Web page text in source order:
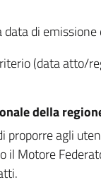
di
(data
della
agli
Motore